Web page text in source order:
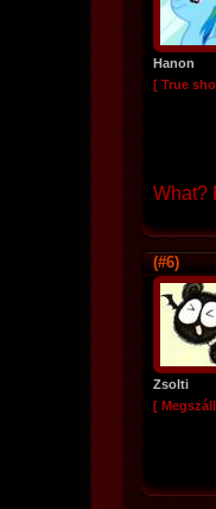
Hanon
[ True
What?
(#6)
Zsolti
[